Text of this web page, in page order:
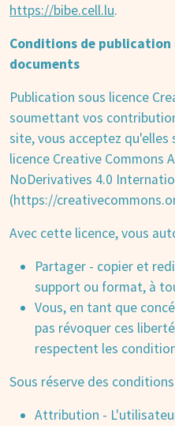
https://bibe.cell.lu.
Conditions de
documents
Publication sous licence
soumettant vos
site, vous acceptez qu'elles
licence Creative Commons
NoDerivatives 4.0
(https://
Avec cette licence, vous
Partager - copier et
support ou format, à
Vous, en tant que
pas révoquer ces
respectent les
Sous réserve des
Attribution -